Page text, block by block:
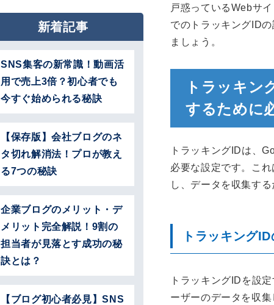
戸惑っているWebサ
でのトラッキングID
ましょう。
トラッキン
するために
トラッキングIDは、
必要な設定です。こ
し、データを収集す
トラッキング
トラッキングIDを設
ーザーのデータを収
新着記事
SNS集客の新常識！動画活
用で売上3倍？初心者でも
今すぐ始められる秘訣
【保存版】会社ブログのネ
タ切れ解消法！プロが教え
る7つの秘訣
企業ブログのメリット・デ
メリット完全解説！9割の
担当者が見落とす成功の秘
訣とは？
【ブログ初心者必見】SNS